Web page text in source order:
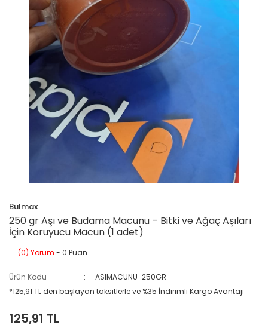
Bulmax
250 gr Aşı ve Budama Macunu – Bitki ve Ağaç Aşıları
İçin Koruyucu Macun (1 adet)
(0) Yorum - 0 Puan
Ürün Kodu
ASIMACUNU-250GR
*125,91 TL den başlayan taksitlerle ve %35 İndirimli Kargo Avantajı
125,91 TL